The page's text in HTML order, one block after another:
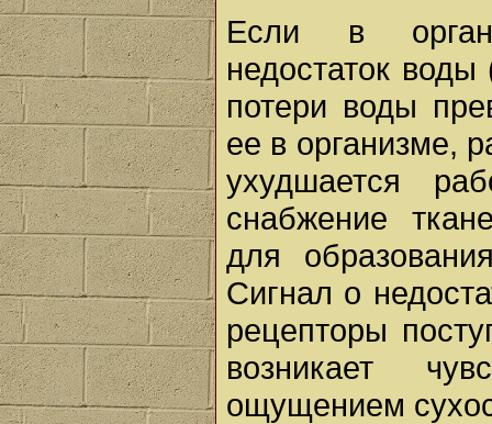
Если в
недостаток
потери воды
ее в организме,
ухудшается
снабжение
для
Сигнал о
рецепторы
возникает
ощущением